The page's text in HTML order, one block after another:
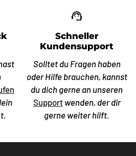
support_agent
Schneller
Kundensupport
Solltet du Fragen haben
oder Hilfe brauchen, kannst
du dich gerne an unseren
Support wenden, der dir
gerne weiter hilft.